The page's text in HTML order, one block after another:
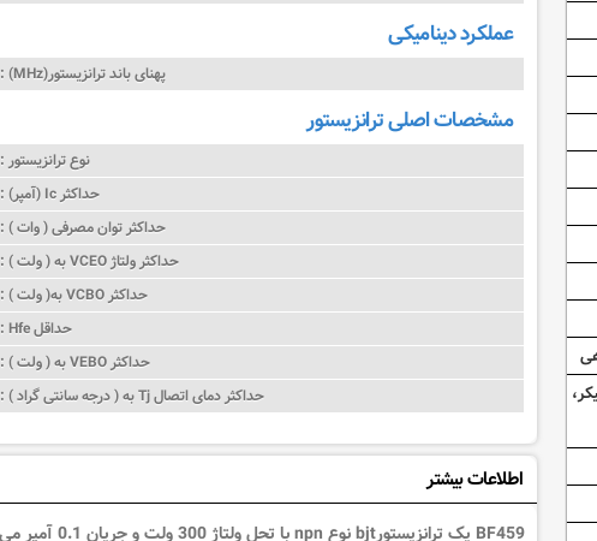
عملکرد دینامیکی
پهنای باند ترانزیستور(MHz) :
مشخصات اصلی ترانزیستور
نوع ترانزیستور :
حداکثر Ic (آمپر) :
حداکثر توان مصرفی ( وات ) :
حداکثر ولتاژ VCEO به ( ولت ) :
حداکثر VCBO به( ولت ) :
حداقل Hfe :
حداکثر VEBO به ( ولت ) :
حداکثر دمای اتصال Tj به ( درجه سانتی گراد ) :
اطلاعات بیشتر
BF459 یک ترانزیستورbjt نوع npn با تحل ولتاژ 300 ولت و جریان 0.1 آمپر می باشد.